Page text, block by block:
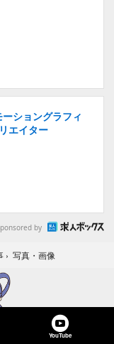
ショングラフィ
エイター
by
› 写真・画像
YouTube